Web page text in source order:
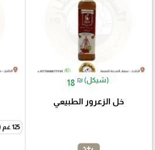
18 ₪ (شيكل)
خل الزعرور الطبيعي
125 غم (نص وقية)